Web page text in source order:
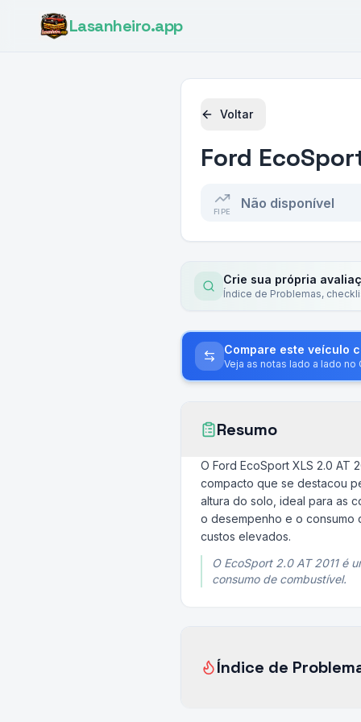
Lasanheiro.app
Voltar
Ford
FIPE
Não disponível
Crie sua própria
Índice de Problemas,
Compare este veículo
Veja as notas lado a lado no
Resumo
O Ford EcoSport XLS 2.0 AT
compacto que se destacou
altura do solo, ideal para as
o desempenho e o consumo
custos elevados.
O EcoSport 2.0 AT 2011 é
consumo de combustível.
Índice de